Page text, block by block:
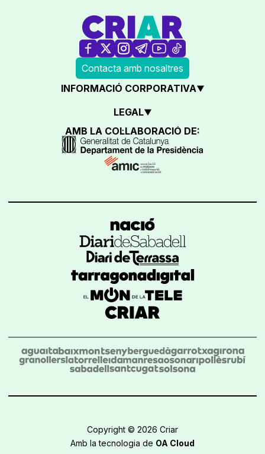
Contacta amb nosaltres
INFORMACIÓ CORPORATIVA
LEGAL
AMB LA COL·LABORACIÓ DE:
Copyright © 2026 Criar
Amb la tecnologia de OA Cloud